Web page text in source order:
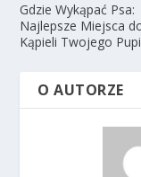
Gdzie Wykąpać Psa:
Najlepsze Miejsca
Kąpieli Twojego
O AUTORZE